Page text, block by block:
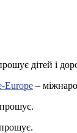
дітей і
Europe –